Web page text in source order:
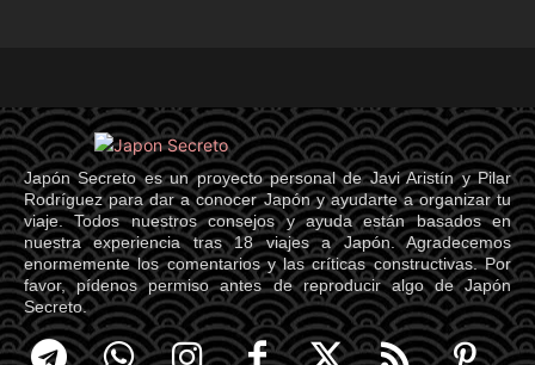
Japón Secreto es un proyecto personal de Javi Aristín y Pilar
Rodríguez para dar a conocer Japón y ayudarte a organizar tu
viaje. Todos nuestros consejos y ayuda están basados en
nuestra experiencia tras 18 viajes a Japón. Agradecemos
enormemente los comentarios y las críticas constructivas. Por
favor, pídenos permiso antes de reproducir algo de Japón
Secreto.